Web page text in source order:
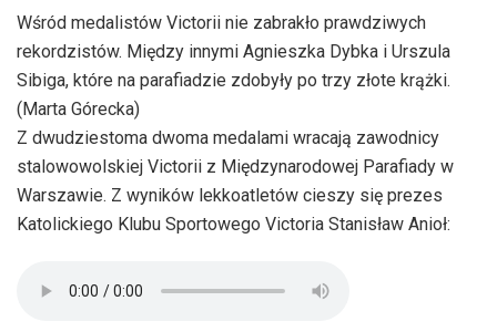
Wśród medalistów Victorii nie zabrakło prawdziwych
rekordzistów. Między innymi Agnieszka Dybka i Urszula
Sibiga, które na parafiadzie zdobyły po trzy złote krążki.
(Marta Górecka)
Z dwudziestoma dwoma medalami wracają zawodnicy
stalowowolskiej Victorii z Międzynarodowej Parafiady w
Warszawie. Z wyników lekkoatletów cieszy się prezes
Katolickiego Klubu Sportowego Victoria Stanisław Anioł: